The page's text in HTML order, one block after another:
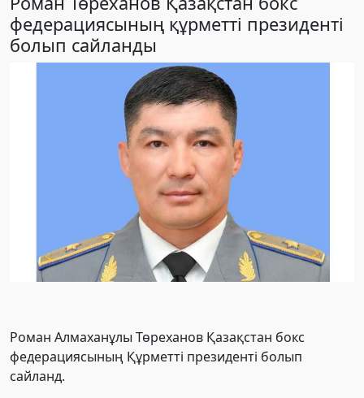
федерациясының құрметті президенті
болып сайланды
Роман Алмаханұлы Төреханов Қазақстан бокс
федерациясының Құрметті президенті болып
сайланд.